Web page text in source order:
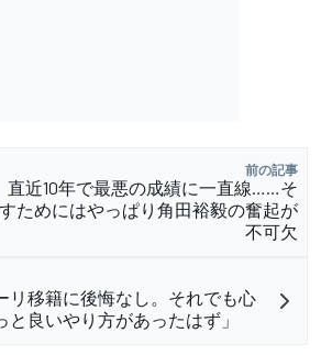
前の記事
直近10年で最悪の成績に一直線……そ
ためにはやっぱり角田裕毅の奮起が
不可欠
リ移籍に後悔なし。それでも心
良いやり方があったはず」